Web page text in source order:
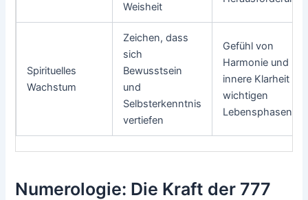
Weisheit
Spirituelles
Wachstum
Zeichen, dass
sich
Bewusstsein
und
Selbsterkenntnis
vertiefen
Gefühl von
Harmonie und
innere Klarheit in
wichtigen
Lebensphasen
Numerologie: Die Kraft der 777